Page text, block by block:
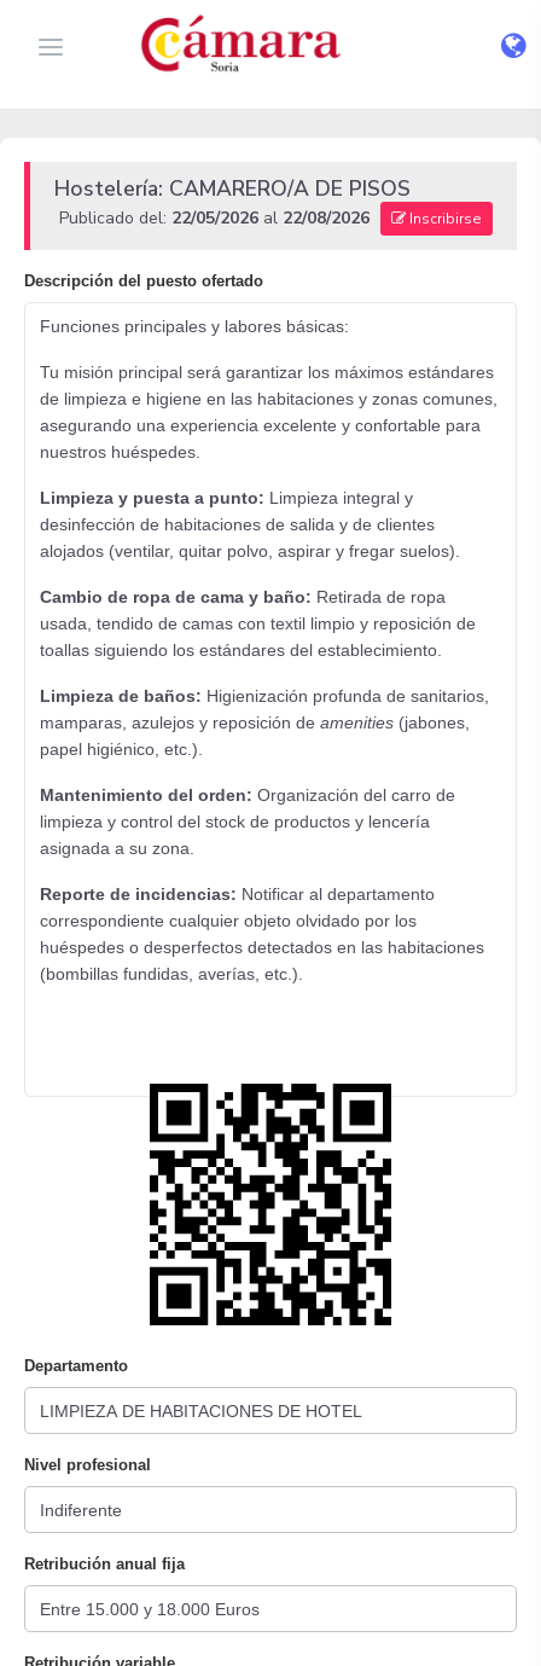
Hostelería: CAMARERO/A DE PISOS
Publicado del: 22/05/2026 al 22/08/2026 Inscribirse
Descripción del puesto ofertado
Funciones principales y labores básicas:
Tu misión principal será garantizar los máximos estándares
de limpieza e higiene en las habitaciones y zonas comunes,
asegurando una experiencia excelente y confortable para
nuestros huéspedes.
Limpieza y puesta a punto: Limpieza integral y
desinfección de habitaciones de salida y de clientes
alojados (ventilar, quitar polvo, aspirar y fregar suelos).
Cambio de ropa de cama y baño: Retirada de ropa
usada, tendido de camas con textil limpio y reposición de
toallas siguiendo los estándares del establecimiento.
Limpieza de baños: Higienización profunda de sanitarios,
mamparas, azulejos y reposición de amenities (jabones,
papel higiénico, etc.).
Mantenimiento del orden: Organización del carro de
limpieza y control del stock de productos y lencería
asignada a su zona.
Reporte de incidencias: Notificar al departamento
correspondiente cualquier objeto olvidado por los
huéspedes o desperfectos detectados en las habitaciones
(bombillas fundidas, averías, etc.).
Departamento
Nivel profesional
Retribución anual fija